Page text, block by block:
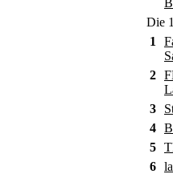
Die
1
2
3
4
5
6